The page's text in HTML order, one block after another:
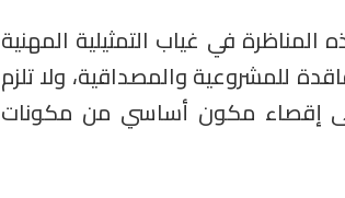
في غياب التمثيلية المهنية
للمشروعية والمصداقية، ولا تلزم
إقصاء مكون أساسي من مكونات